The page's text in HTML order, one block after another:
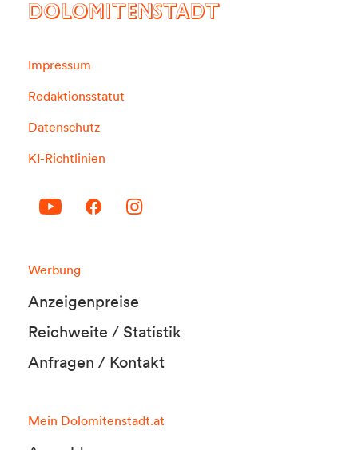
DOLOMITENSTADT
Impressum
Redaktionsstatut
Datenschutz
KI-Richtlinien
Werbung
Anzeigenpreise
Reichweite / Statistik
Anfragen / Kontakt
Mein Dolomitenstadt.at